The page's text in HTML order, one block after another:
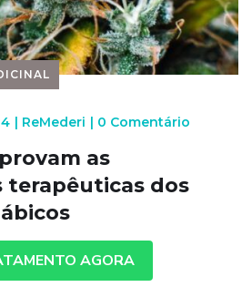
| ReMederi | 0 Comentário
as
terapêuticas dos
AGORA